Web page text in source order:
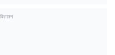
विज्ञापन